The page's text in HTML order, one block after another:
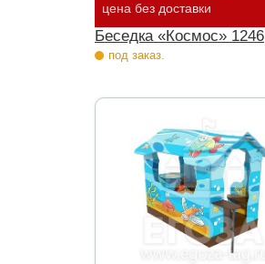
цена без доставки
Беседка «Космос» 1246
под заказ.